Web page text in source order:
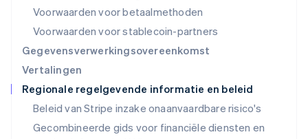
Voorwaarden voor betaalmethoden
Voorwaarden voor stablecoin-partners
Gegevensverwerkingsovereenkomst
Vertalingen
Regionale regelgevende informatie en beleid
Beleid van Stripe inzake onaanvaardbare risico's
Gecombineerde gids voor financiële diensten en
English
Singapore
Slovenië
EnglishItaliano
Slowakije
English
EspañolEnglish